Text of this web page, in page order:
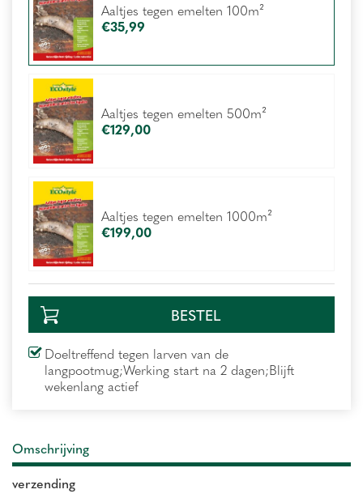
Aaltjes tegen emelten 100m²
€35,99
Aaltjes tegen emelten 500m²
€129,00
Aaltjes tegen emelten 1000m²
€199,00
Doeltreffend tegen larven van de
langpootmug;Werking start na 2 dagen;Blijft
wekenlang actief
Omschrijving
verzending